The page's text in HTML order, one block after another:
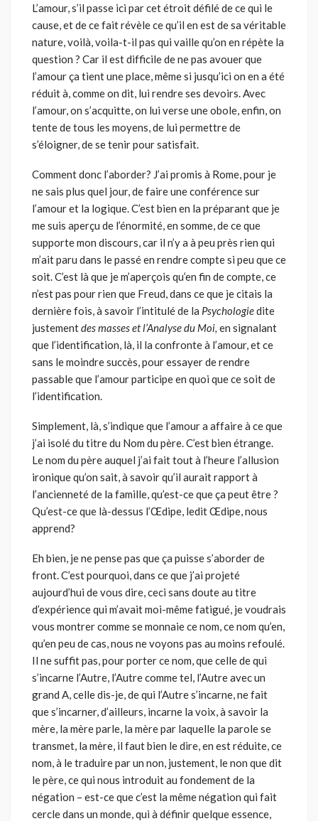
L’amour, s’il passe ici par cet étroit défilé de ce qui le
cause, et de ce fait révèle ce qu’il en est de sa véritable
nature, voilà, voila-t-il pas qui vaille qu’on en répète la
question ? Car il est difficile de ne pas avouer que
l’amour ça tient une place, même si jusqu’ici on en a été
réduit à, comme on dit, lui rendre ses devoirs. Avec
l’amour, on s’acquitte, on lui verse une obole, enfin, on
tente de tous les moyens, de lui permettre de
s’éloigner, de se tenir pour satisfait.
Comment donc l’aborder? J’ai promis à Rome, pour je
ne sais plus quel jour, de faire une conférence sur
l’amour et la logique. C’est bien en la préparant que je
me suis aperçu de l’énormité, en somme, de ce que
supporte mon discours, car il n’y a à peu près rien qui
m’ait paru dans le passé en rendre compte si peu que ce
soit. C’est là que je m’aperçois qu’en fin de compte, ce
n’est pas pour rien que Freud, dans ce que je citais la
dernière fois, à savoir l’intitulé de la Psychologiedite
justementdes masses et l’Analyse du Moi, en signalant
que l’identification, là, il la confronte à l’amour, et ce
sans le moindre succès, pour essayer de rendre
passable que l’amour participe en quoi que ce soit de
l’identification.
Simplement, là, s’indique que l’amour a affaire à ce que
j’ai isolé du titre du Nom du père. C’est bien étrange.
Le nom du père auquel j’ai fait tout à l’heure l’allusion
ironique qu’on sait, à savoir qu’il aurait rapport à
l’ancienneté de la famille, qu’est-ce que ça peut être ?
Qu’est-ce que là-dessus l’Œdipe, ledit Œdipe, nous
apprend?
Eh bien, je ne pense pas que ça puisse s’aborder de
front. C’est pour­quoi, dans ce que j’ai projeté
aujourd’hui de vous dire, ceci sans doute au titre
d’expérience qui m’avait moi-même fatigué, je voudrais
vous montrer comme se monnaie ce nom, ce nom qu’en,
qu’en peu de cas, nous ne voyons pas au moins refoulé.
Il ne suffit pas, pour porter ce nom, que celle de qui
s’incarne l’Autre, l’Autre comme tel, l’Autre avec un
grand A, celle dis-je, de qui l’Autre s’incarne, ne fait
que s’incarner, d’ailleurs, incarne la voix, à savoir la
mère, la mère parle, la mère par laquelle la parole se
transmet, la mère, il faut bien le dire, en est réduite, ce
nom, à le traduire par un non, justement, le non que dit
le père, ce qui nous introduit au fondement de la
négation – est-ce que c’est la même négation qui fait
cercle dans un monde, qui à définir quelque essence,